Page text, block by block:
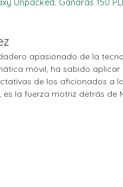
apasionado de la
móvil, ha sabido
de los aficionados a
la fuerza motriz detrás de